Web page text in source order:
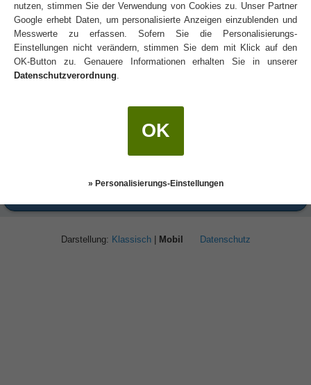
Darstellung: Klassisch| Mobil Datenschutz
nutzen, stimmen Sie der Verwendung von Cookies zu. Unser Partner
Google erhebt Daten, um personalisierte Anzeigen einzublenden und
Messwerte zu erfassen. Sofern Sie die Personalisierungs-
Einstellungen nicht verändern, stimmen Sie dem mit Klick auf den
OK-Button zu. Genauere Informationen erhalten Sie in unserer
Datenschutzverordnung.
OK
» Personalisierungs-Einstellungen